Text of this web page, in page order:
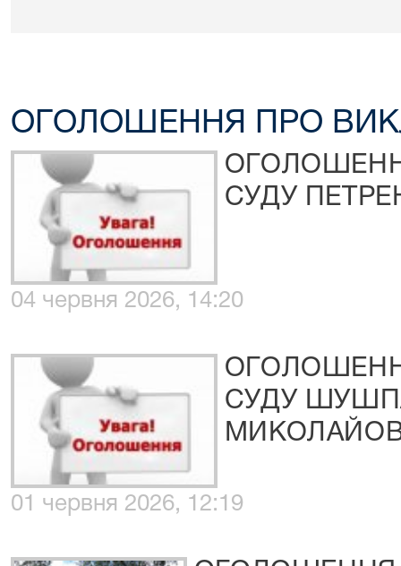
ОГОЛОШЕННЯ ПРО
СУДУ
04 червня 2026, 14:20
СУДУ
01 червня 2026, 12:19